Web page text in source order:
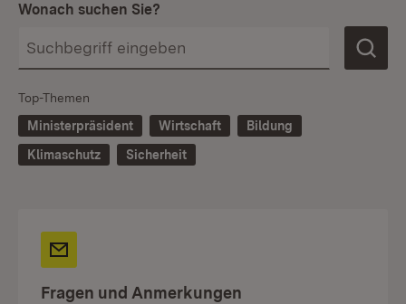
Wonach suchen Sie?
Top-Themen
Ministerpräsident
Wirtschaft
Bildung
Klimaschutz
Sicherheit
Fragen und Anmerkungen